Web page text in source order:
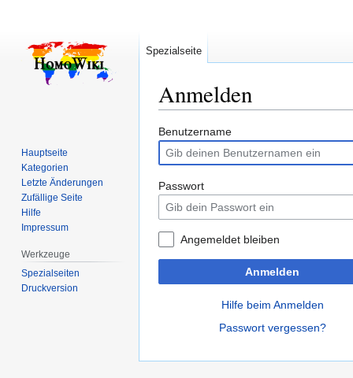
Anmelden
Zur
Navigation
springen
Zur
Suche
springen
Benutzername
Passwort
Angemeldet bleiben
Anmelden
Hilfe beim Anmelden
Passwort vergessen?
Spezialseite
Hauptseite
Kategorien
Letzte Änderungen
Zufällige Seite
Hilfe
Impressum
Werkzeuge
Spezialseiten
Druckversion